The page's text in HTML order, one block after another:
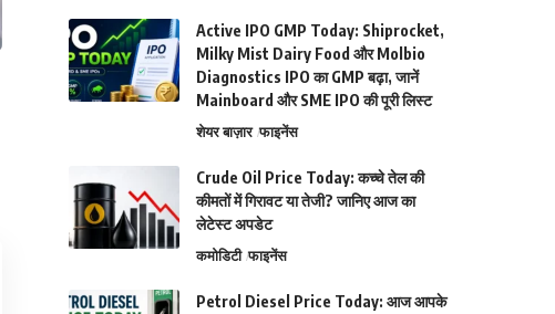
Active IPO GMP Today: Shiprocket,
Milky Mist Dairy Food और Molbio
Diagnostics IPO का GMP बढ़ा, जानें
Mainboard और SME IPO की पूरी लिस्ट
शेयर बाज़ार फाइनेंस
Crude Oil Price Today: कच्चे तेल की
कीमतों में गिरावट या तेजी? जानिए आज का
लेटेस्ट अपडेट
कमोडिटी फाइनेंस
Petrol Diesel Price Today: आज आपके